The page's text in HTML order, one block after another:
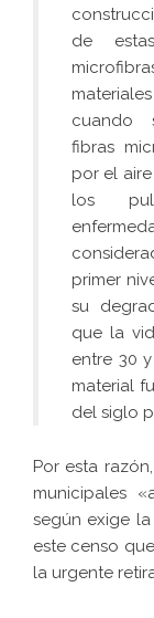
de
cuando
fibras
por el
los
primer
su
que la
entre 30
material
del siglo
Por esta
municipales
según exige
este censo
la urgente